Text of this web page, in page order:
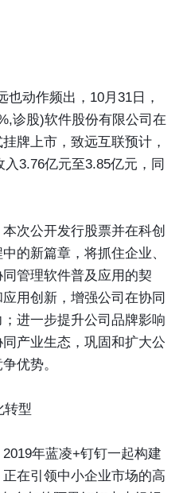
动作频出，10月31日，
诊股)软件股份有限公司在
牌上市，致远互联预计，
3.76亿元至3.85亿元，同
次公开发行股票并在科创
的新篇章，将抓住企业、
管理软件普及应用的契
用创新，增强公司在协同
进一步提升公司品牌影响
产业生态，巩固和扩大公
优势。
转型
年蓝凌+钉钉一起构建
在引领中小企业市场的高